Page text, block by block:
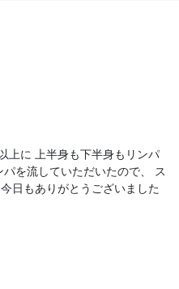
上に 上半身も下半身もリンパ
を流していただいたので、 ス
もありがとうございました